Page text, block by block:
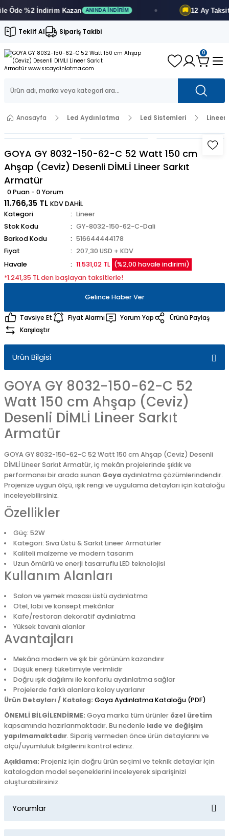
%2 İndirimKazan ANINDA İNDIRIM 12 Ay Taksit
Teklif Al Sipariş Takibi
0
Anasayfa Led Aydınlatma Led Sistemleri Lineer
GOYA GY 8032-150-62-C 52 Watt 150 cm
Ahşap (Ceviz) Desenli DİMLİ Lineer Sarkıt
Armatür
0 Puan - 0 Yorum
11.766,35 TL KDV DAHİL
Kategori
Lineer
Stok Kodu
GY-8032-150-62-C-Dali
Barkod Kodu
516644444178
Fiyat
207,30 USD + KDV
Havale
11.531,02 TL (%2,00 havale indirimi)
*1.241,35 TL den başlayan taksitlerle!
Gelince Haber Ver
Tavsiye Et Fiyat Alarmı Yorum Yap
Ürünü Paylaş
Karşılaştır
Ürün Bilgisi
GOYA GY 8032-150-62-C 52
Watt 150 cm Ahşap (Ceviz)
Desenli DİMLİ Lineer Sarkıt
Armatür
GOYA GY 8032-150-62-C 52 Watt 150 cm Ahşap (Ceviz) Desenli
DİMLİ Lineer Sarkıt Armatür, iç mekân projelerinde şıklık ve
performansı bir arada sunan Goyaaydınlatma çözümlerindendir.
Projenize uygun ölçü, ışık rengi ve uygulama detayları için kataloğu
inceleyebilirsiniz.
Özellikler
Güç: 52W
Kategori: Sıva Üstü & Sarkıt Lineer Armatürler
Kaliteli malzeme ve modern tasarım
Uzun ömürlü ve enerji tasarruflu LED teknolojisi
Kullanım Alanları
Salon ve yemek masası üstü aydınlatma
Otel, lobi ve konsept mekânlar
Kafe/restoran dekoratif aydınlatma
Yüksek tavanlı alanlar
Avantajları
Mekâna modern ve şık bir görünüm kazandırır
Düşük enerji tüketimiyle verimlidir
Doğru ışık dağılımı ile konforlu aydınlatma sağlar
Projelerde farklı alanlara kolay uyarlanır
Ürün Detayları / Katalog: Goya Aydınlatma Kataloğu (PDF)
ÖNEMLİ BİLGİLENDİRME: Goya marka tüm ürünler özel üretim
kapsamında hazırlanmaktadır. Bu nedenle iade ve değişim
yapılmamaktadır. Sipariş vermeden önce ürün detaylarını ve
ölçü/uyumluluk bilgilerini kontrol ediniz.
Açıklama: Projeniz için doğru ürün seçimi ve teknik detaylar için
katalogdan model seçeneklerini inceleyerek siparişinizi
oluşturabilirsiniz.
Yorumlar